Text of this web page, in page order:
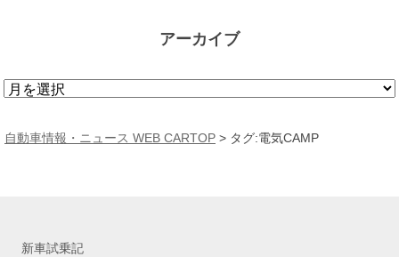
アーカイブ
ア
カ
自動車情報・ニュース WEB CARTOP > タグ:電気CAMP
新車試乗記